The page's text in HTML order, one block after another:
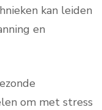
kan leiden
en
om met stress